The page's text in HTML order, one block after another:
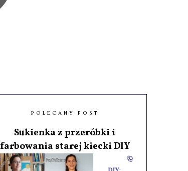
POLECANY POST
Sukienka z przeróbki i
farbowania starej kiecki DIY